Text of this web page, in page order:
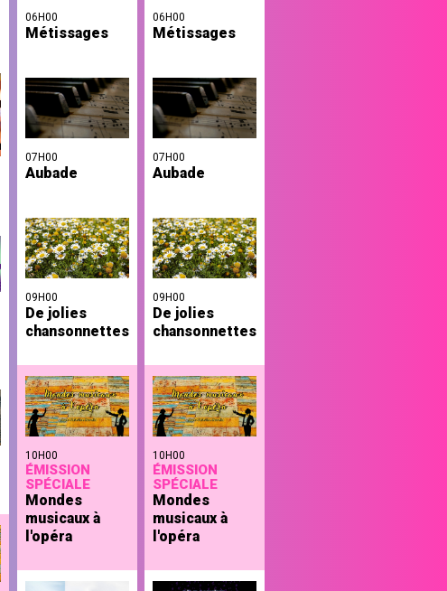
06H00
Métissages
07H00
Aubade
09H00
De jolies
chansonnettes
10H00
ÉMISSION
SPÉCIALE
Mondes
musicaux à
l'opéra
06H00
Métissages
07H00
Aubade
09H00
De jolies
chansonnettes
10H00
ÉMISSION
SPÉCIALE
Mondes
musicaux à
l'opéra